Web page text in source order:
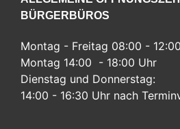
BÜRGERBÜROS
Montag - Freitag 08:00 -
Montag 14:00 - 18:00 Uhr
Dienstag und Donnerstag:
14:00 - 16:30 Uhr nach